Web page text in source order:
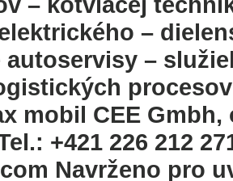
–
–
mobil CEE
+421 226 212
Navrženo pro